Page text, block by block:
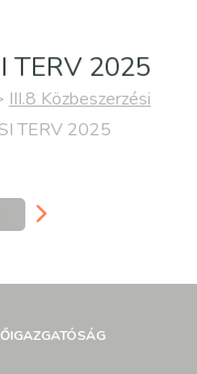
TERV 2025
III.8 Közbeszerzési
TERV 2025